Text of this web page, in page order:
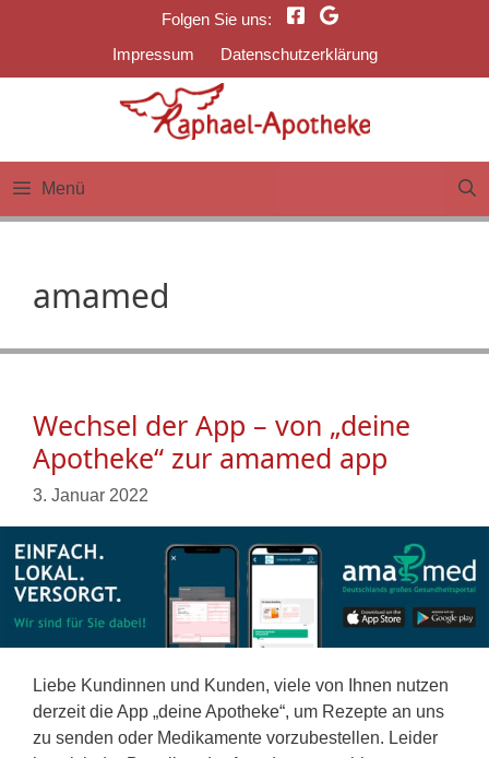
Folgen Sie uns:
Impressum
Datenschutzerklärung
Menü
amamed
Wechsel der App – von „deine
Apotheke“ zur amamed app
3. Januar 2022
Liebe Kundinnen und Kunden, viele von Ihnen nutzen
derzeit die App „deine Apotheke“, um Rezepte an uns
zu senden oder Medikamente vorzubestellen. Leider